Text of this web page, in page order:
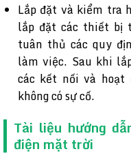
Lắp đặt và kiểm tra
lắp đặt các thiết bị
tuân thủ các quy
làm việc. Sau khi
các kết nối và hoạt
không có sự cố.
Tài liệu hướng
điện mặt trời